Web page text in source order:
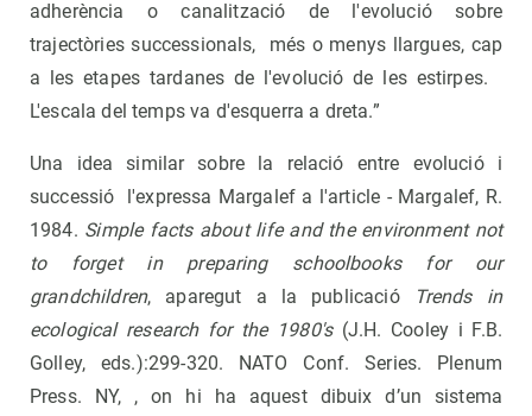
adherència o canalització de l'evolució sobre
trajectòries successionals, més o menys llargues, cap
a les etapes tardanes de l'evolució de les estirpes.
L'escala del temps va d'esquerra a dreta.”
Una idea similar sobre la relació entre evolució i
successió l'expressa Margalef a l'article - Margalef, R.
1984. Simple facts about life and the environment not
to forget in preparing schoolbooks for our
grandchildren, aparegut a la publicació
Trends in
ecological research for the 1980's (J.H. Cooley i F.B.
Golley, eds.):299-320. NATO Conf. Series. Plenum
Press. NY, , on hi ha aquest dibuix d’un sistema